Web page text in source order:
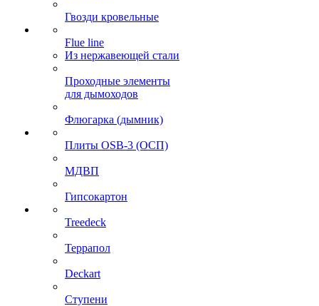
Гвозди кровельные
Flue line
Из нержавеющей стали
Проходные элементы
для дымоходов
Флюгарка (дымник)
Плиты OSB-3 (ОСП)
МДВП
Гипсокартон
Treedeck
Террапол
Deckart
Ступени